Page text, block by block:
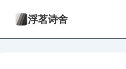
浮茗诗舍